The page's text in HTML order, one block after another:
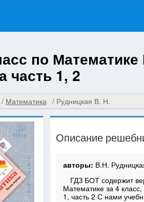
по
часть 1, 2
Математика Рудницкая В. Н.
Описание
авторы: В.Н.
ГДЗ БОТ содержит
Математике за 4
1, часть 2 С нами